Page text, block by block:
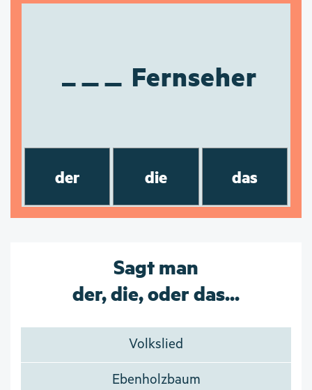
Fernseher
der die das
Sagt man
der, die, oder das...
Volkslied
Ebenholzbaum